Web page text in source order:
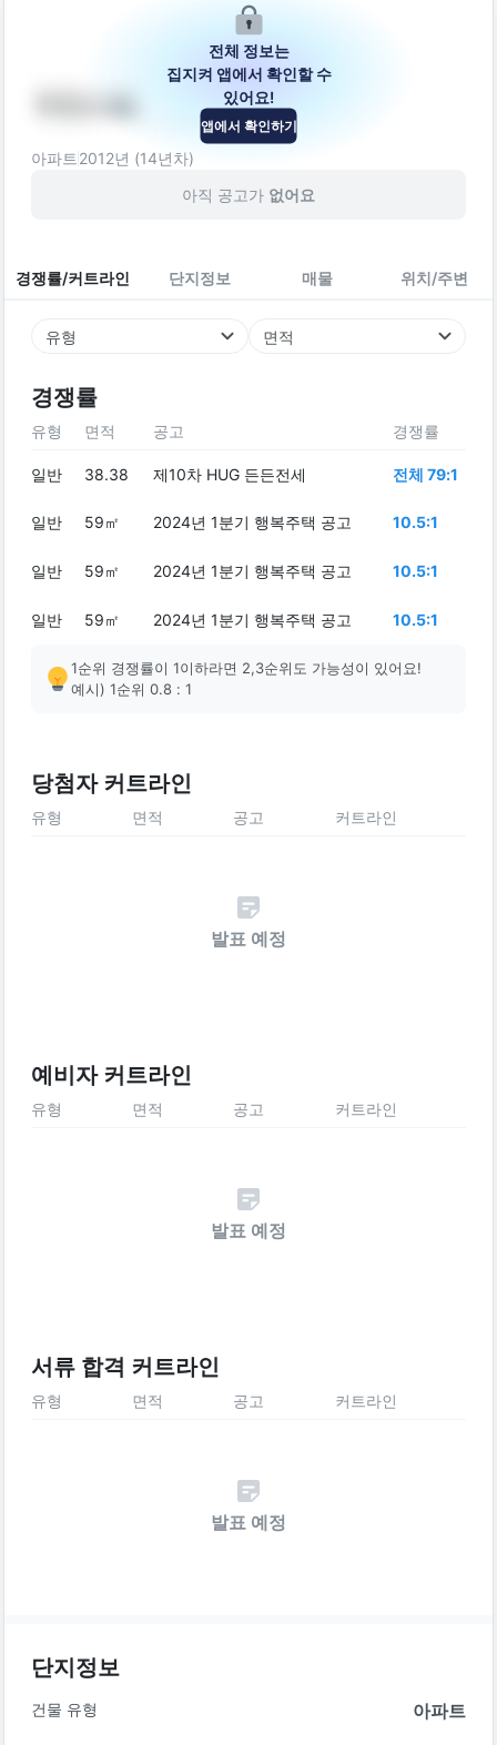
서울특별시 강서구 화곡로54길 48
아파트 2012년 (14년차)
아직 공고가 없어요
경쟁률/커트라인 단지정보 매물 위치/주변
유형 면적
경쟁률
전체 정보는
집지켜 앱에서 확인할 수
있어요!
앱에서 확인하기
유형 면적 공고 경쟁률
일반 38.38 제10차 HUG 든든전세 전체 79:1
일반 59㎡ 2024년 1분기 행복주택 공고 10.5:1
일반 59㎡ 2024년 1분기 행복주택 공고 10.5:1
일반 59㎡ 2024년 1분기 행복주택 공고 10.5:1
1순위 경쟁률이 1이하라면 2,3순위도 가능성이 있어요!
예시) 1순위 0.8 : 1
당첨자 커트라인
유형 면적 공고 커트라인
발표 예정
예비자 커트라인
유형 면적 공고 커트라인
발표 예정
서류 합격 커트라인
유형 면적 공고 커트라인
발표 예정
단지정보
건물 유형 아파트